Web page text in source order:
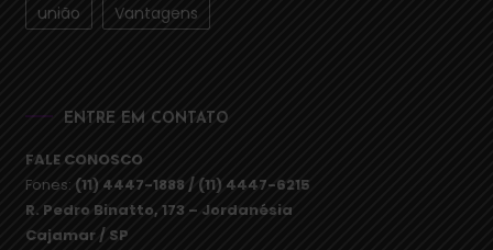
união
Vantagens
ENTRE EM CONTATO
FALE CONOSCO
Fones: (11) 4447-1888 / (11) 4447-6215
R. Pedro Binatto, 173 – Jordanésia
Cajamar / SP